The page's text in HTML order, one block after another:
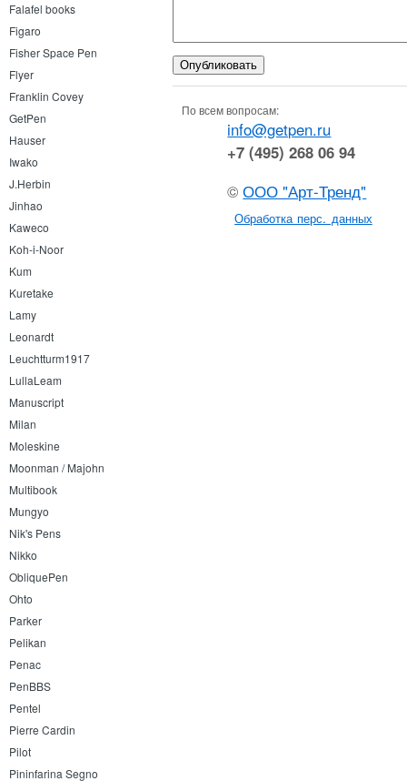
Falafel books
Figaro
Fisher Space Pen
Flyer
Franklin Covey
GetPen
Hauser
Iwako
J.Herbin
Jinhao
Kaweco
Koh-i-Noor
Kum
Kuretake
Lamy
Leonardt
Leuchtturm1917
LullaLeam
Manuscript
Milan
Moleskine
Moonman / Majohn
Multibook
Mungyo
Nik's Pens
Nikko
ObliquePen
Ohto
Parker
Pelikan
Penac
PenBBS
Pentel
Pierre Cardin
Pilot
Pininfarina Segno
По всем вопросам:
info@getpen.ru
+7 (495) 268 06 94
©ООО "Арт-Тренд"
Обработка перс. данных